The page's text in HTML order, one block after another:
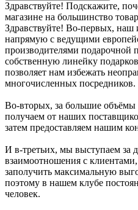
Здравствуйте! Подскажите,
магазине на большинство
Здравствуйте! Во-первых, наш
напрямую с ведущими
производителями подарочной
собственную линейку
позволяет нам избежать
многочисленных посредников.
Во-вторых, за большие объёмы
получаем от наших
затем предоставляем нашим
И в-третьих, мы выступаем за
взаимоотношения с
заполучить максимальную
поэтому в нашем клубе
человек.